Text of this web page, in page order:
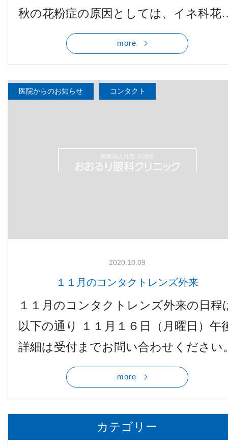
秋の花粉症の原因としては、イネ科
more
医院からのお知らせ コンタクト
2020.10.09
１１月のコンタクトレンズ外来
１１月のコンタクトレンズ外来の日程
以下の通り １１月１６日（月曜日）午
詳細は受付までお問い合わせください
more
カテゴリー